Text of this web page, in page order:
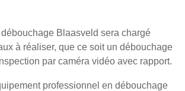
Blaasveld sera chargé
à réaliser, que ce soit un débouchage
par caméra vidéo avec rapport.
professionnel en débouchage